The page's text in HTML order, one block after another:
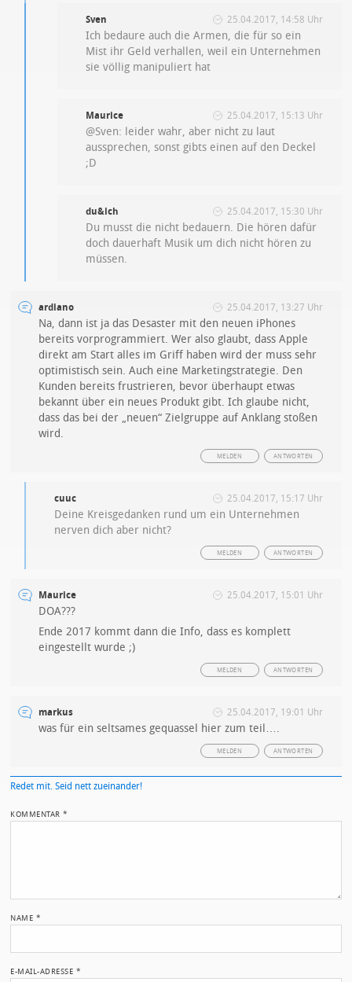
Sven 25.04.2017, 14:58 Uhr
Ich bedaure auch die Armen, die für so ein
Mist ihr Geld verhallen, weil ein Unternehmen
sie völlig manipuliert hat
Maurice 25.04.2017, 15:13 Uhr
@Sven: leider wahr, aber nicht zu laut
aussprechen, sonst gibts einen auf den Deckel
;D
du&ich 25.04.2017, 15:30 Uhr
Du musst die nicht bedauern. Die hören dafür
doch dauerhaft Musik um dich nicht hören zu
müssen.
ardiano 25.04.2017, 13:27 Uhr
Na, dann ist ja das Desaster mit den neuen iPhones
bereits vorprogrammiert. Wer also glaubt, dass Apple
direkt am Start alles im Griff haben wird der muss sehr
optimistisch sein. Auch eine Marketingstrategie. Den
Kunden bereits frustrieren, bevor überhaupt etwas
bekannt über ein neues Produkt gibt. Ich glaube nicht,
dass das bei der „neuen“ Zielgruppe auf Anklang stoßen
wird.
ANTWORTEN
MELDEN
cuuc 25.04.2017, 15:17 Uhr
Deine Kreisgedanken rund um ein Unternehmen
nerven dich aber nicht?
ANTWORTEN
MELDEN
Maurice 25.04.2017, 15:01 Uhr
DOA???
Ende 2017 kommt dann die Info, dass es komplett
eingestellt wurde ;)
ANTWORTEN
MELDEN
markus 25.04.2017, 19:01 Uhr
was für ein seltsames gequassel hier zum teil….
ANTWORTEN
MELDEN
Redet mit. Seid nett zueinander!
KOMMENTAR*
NAME *
E-MAIL-ADRESSE *